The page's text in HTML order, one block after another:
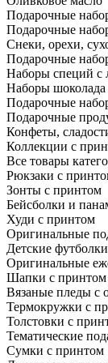
Подарочные
Подарочные
Снеки, орехи,
Подарочные
Наборы специй с
Наборы шоколада
Подарочные
Подарочные
Конфеты,
Коллекции с
Все товары
Рюкзаки с
Зонты с принтом
Бейсболки и
Худи с принтом
Оригинальные
Детские
Оригинальные
Шапки с принтом
Вязаные пледы с
Термокружки с
Толстовки с
Тематические
Сумки с принтом